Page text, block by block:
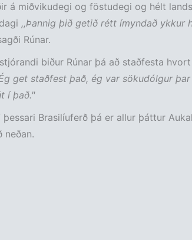
á miðvikudegi og föstudegi og hélt
,,Þannig þið getið rétt ímyndað ykkur
Rúnar.
biður Rúnar þá að staðfesta
get staðfest það, ég var sökudólgur
í það."
Brasilíuferð þá er allur þáttur
neðan.